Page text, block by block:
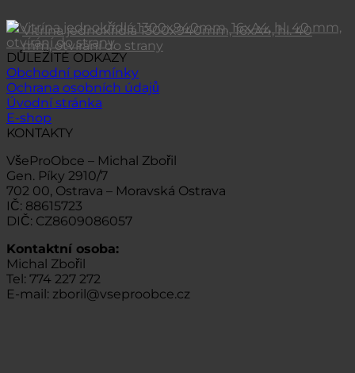
Vitrína jednokřídlá 1300x940mm, 16xA4, hl. 40
mm, otvírání do strany
DŮLEŽITÉ ODKAZY
Obchodní podmínky
Ochrana osobních údajů
Úvodní stránka
E-shop
KONTAKTY
VšeProObce – Michal Zbořil
Gen. Píky 2910/7
702 00, Ostrava – Moravská Ostrava
IČ: 88615723
DIČ: CZ8609086057
Kontaktní osoba:
Michal Zbořil
Tel: 774 227 272
E-mail: zboril@vseproobce.cz